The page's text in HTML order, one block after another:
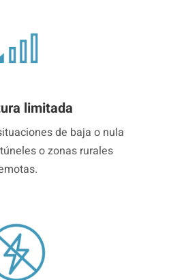
limitada
de baja o nula
o zonas rurales